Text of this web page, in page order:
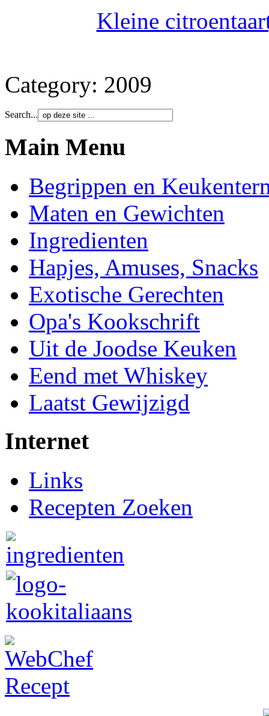
Kleine
Category: 2009
Search...
Main Menu
Begrippen en
Maten en Gewichten
Ingredienten
Hapjes, Amuses, Snacks
Exotische Gerechten
Opa's Kookschrift
Uit de Joodse Keuken
Eend met Whiskey
Laatst Gewijzigd
Internet
Links
Recepten Zoeken